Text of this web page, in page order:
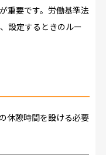
重要です。労働基準法
設定するときのルー
休憩時間を設ける必要